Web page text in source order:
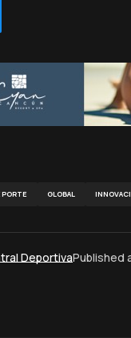
GLOBAL
DeportivaPublished